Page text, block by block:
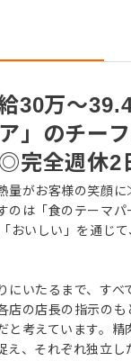
30万～
」のチー
完全週休2
量がお客様の笑顔
のは「食のテーマ
おいしい」を通じ
にいたるまで、す
店の店長の指示の
と考えています。
え、それぞれ独立